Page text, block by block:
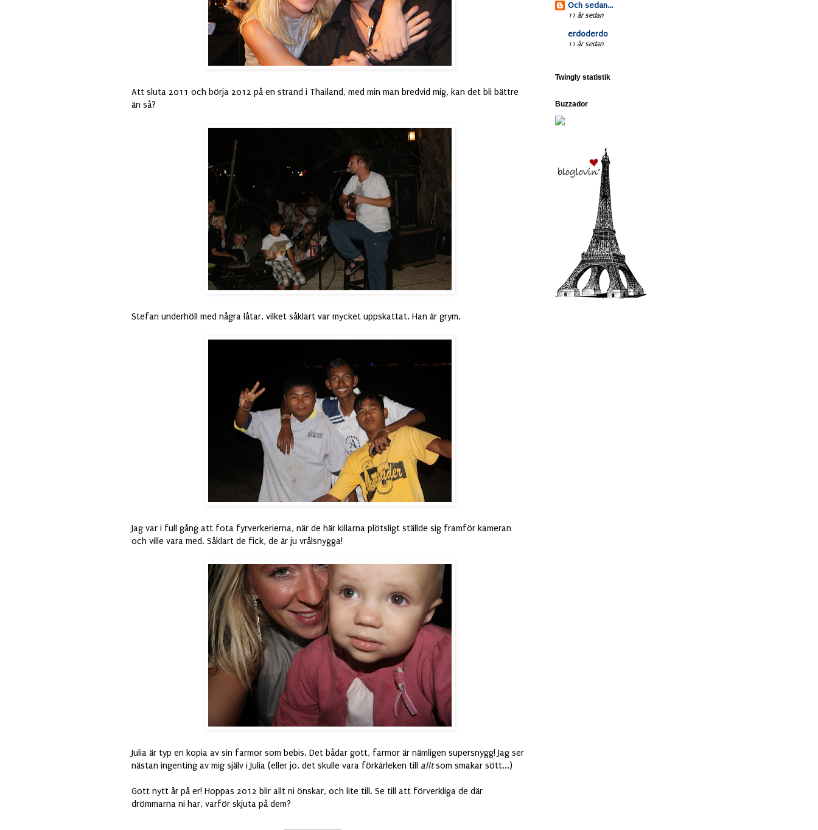
Att sluta 2011 och börja 2012 på en strand i Thailand, med min man bredvid mig, kan det bli bättre
än så?
Stefan underhöll med några låtar, vilket såklart var mycket uppskattat. Han är grym.
Jag var i full gång att fota fyrverkerierna, när de här killarna plötsligt ställde sig framför kameran
och ville vara med. Såklart de fick, de är ju vrålsnygga!
Julia är typ en kopia av sin farmor som bebis. Det bådar gott, farmor är nämligen supersnygg! Jag ser
nästan ingenting av mig själv i Julia (eller jo, det skulle vara förkärleken till alltsom smakar sött...)
Gott nytt år på er! Hoppas 2012 blir allt ni önskar, och lite till. Se till att förverkliga de där
drömmarna ni har, varför skjuta på dem?
Och sedan...
11 år sedan
erdoderdo
11 år sedan
Twingly statistik
Buzzador